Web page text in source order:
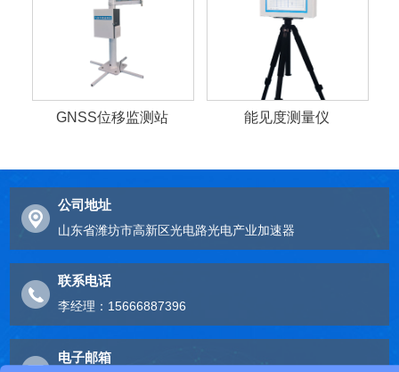
GNSS位移监测站 能见度测量仪
公司地址
山东省潍坊市高新区光电路光电产业加速器
联系电话
李经理：15666887396
电子邮箱